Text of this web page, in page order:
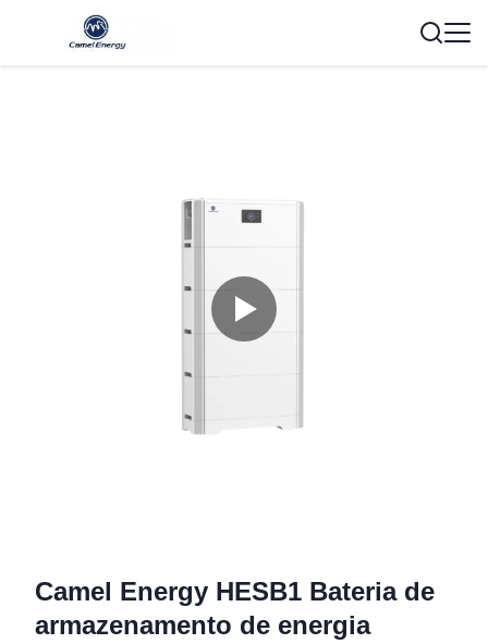
Camel Energy HESB1 Bateria de
armazenamento de energia